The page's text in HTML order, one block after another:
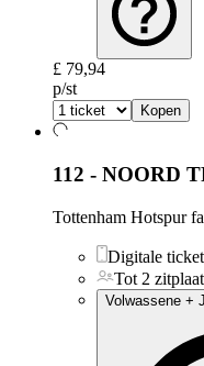
£ 79,94
p/st
Kopen
112 - NOORD
Tottenham Hotspur
Digitale
Tot 2
Volwassene +